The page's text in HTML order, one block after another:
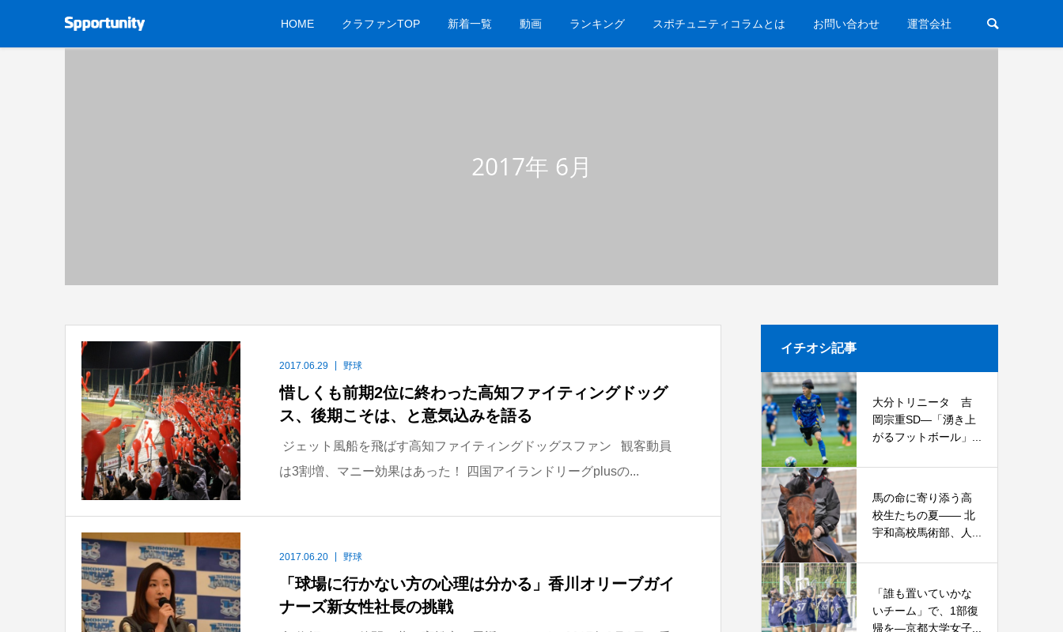
HOME クラファンTOP 新着一覧 動画 ランキング スポチュニティコラムとは お問い合わせ 運営会社
2017年 6月
2017.06.29 野球
惜しくも前期2位に終わった高知ファイティングドッグ
ス、後期こそは、と意気込みを語る
ジェット風船を飛ばす高知ファイティングドッグスファン 観客動員
は3割増、マニー効果はあった！ 四国アイランドリーグplusの...
2017.06.20 野球
「球場に行かない方の心理は分かる」香川オリーブガイ
ナーズ新女性社長の挑戦
イチオシ記事
大分トリニータ 吉
岡宗重SD―「湧き上
がるフットボール」...
馬の命に寄り添う高
校生たちの夏—— 北
宇和高校馬術部、人...
「誰も置いていかな
いチーム」で、1部復
帰を―京都大学女子...